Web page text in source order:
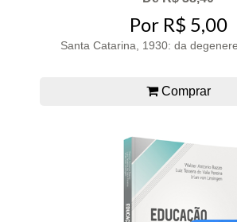
Por R$ 5,00
Santa Catarina, 1930: da
Comprar